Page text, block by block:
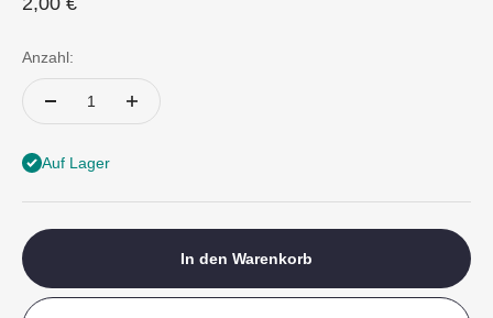
Anzahl:
Auf Lager
In den Warenkorb